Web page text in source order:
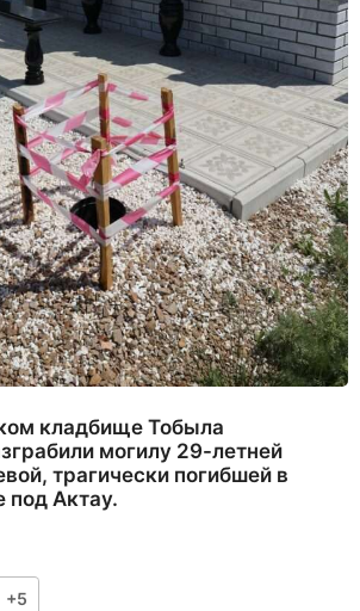
кладбище Тобыла
могилу 29-летней
трагически погибшей в
под Актау.
+5